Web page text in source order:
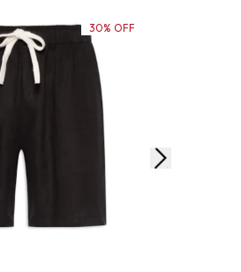
30% OFF